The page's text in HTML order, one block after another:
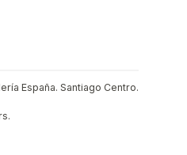
España. Santiago Centro.